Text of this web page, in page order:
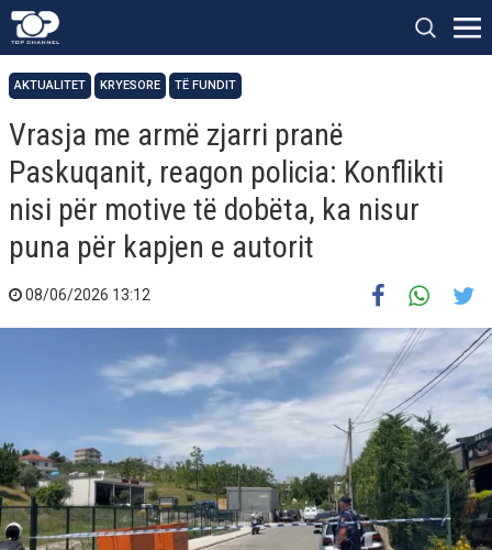
AKTUALITET KRYESORE TË FUNDIT
Vrasja me armë zjarri pranë
Paskuqanit, reagon policia: Konflikti
nisi për motive të dobëta, ka nisur
puna për kapjen e autorit
08/06/2026 13:12